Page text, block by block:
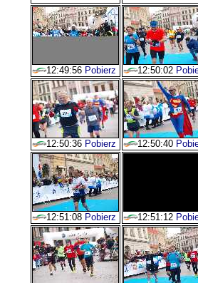
12:49:56 Pobierz 12:50:02
12:50:36 Pobierz 12:50:40
12:51:08 Pobierz 12:51:12